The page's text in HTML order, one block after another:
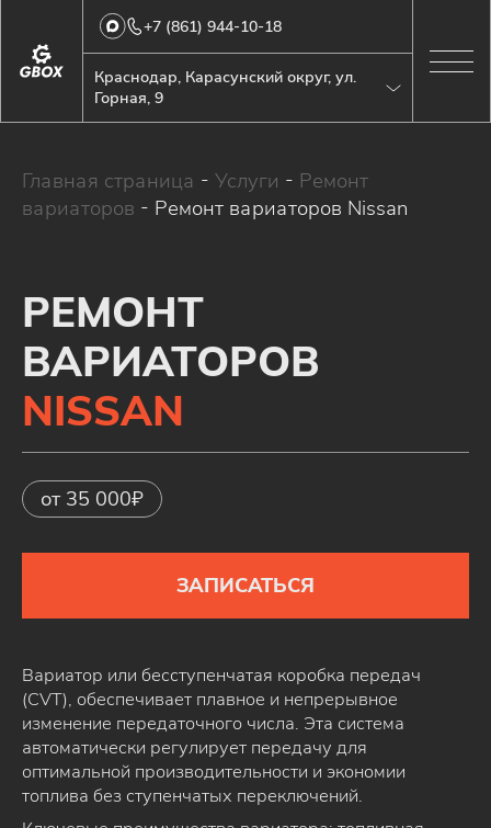
Краснодар, Карасунский округ, ул.
Горная, 9
+7 (861) 944-10-18
Главная страница - Услуги - Ремонт
вариаторов - Ремонт вариаторов Nissan
РЕМОНТ
ВАРИАТОРОВ
NISSAN
от 35 000₽
ЗАПИСАТЬСЯ
Вариатор или бесступенчатая коробка передач
(CVT), обеспечивает плавное и непрерывное
изменение передаточного числа. Эта система
автоматически регулирует передачу для
оптимальной производительности и экономии
топлива без ступенчатых переключений.